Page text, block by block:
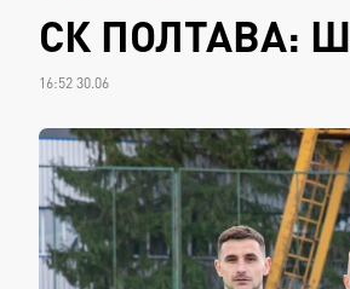
СК ПОЛТАВА:
16:52 30.06